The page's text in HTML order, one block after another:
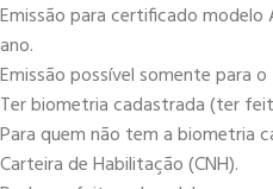
Emissão para certificado modelo
ano.
Emissão possível somente para o
Ter biometria cadastrada (ter
Para quem não tem a biometria
Carteira de Habilitação (CNH).